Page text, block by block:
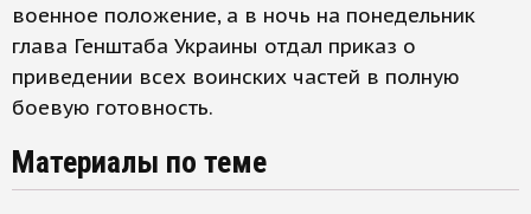
военное положение, а в ночь на понедельник
глава Генштаба Украины отдал приказ о
приведении всех воинских частей в полную
боевую готовность.
Материалы по теме